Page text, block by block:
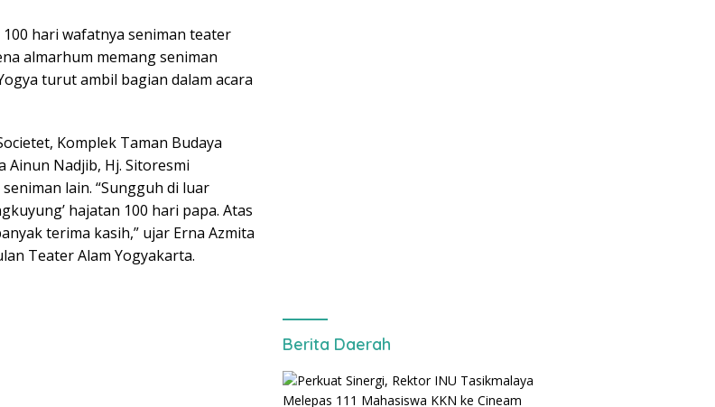
hari wafatnya seniman teater
almarhum memang seniman
turut ambil bagian dalam acara
Komplek Taman Budaya
Ainun Nadjib, Hj. Sitoresmi
lain. “Sungguh di luar
hajatan 100 hari papa. Atas
terima kasih,” ujar Erna Azmita
Teater Alam Yogyakarta.
Berita Daerah